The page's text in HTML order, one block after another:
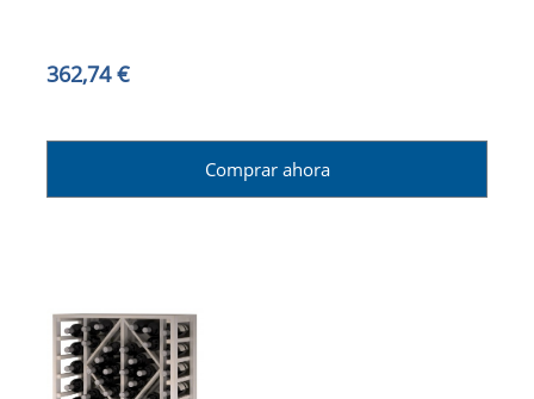
362,74 €
Comprar ahora